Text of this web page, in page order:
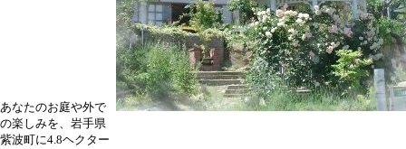
あなたのお庭や外で
の楽しみを、岩手県
紫波町に4.8ヘクター